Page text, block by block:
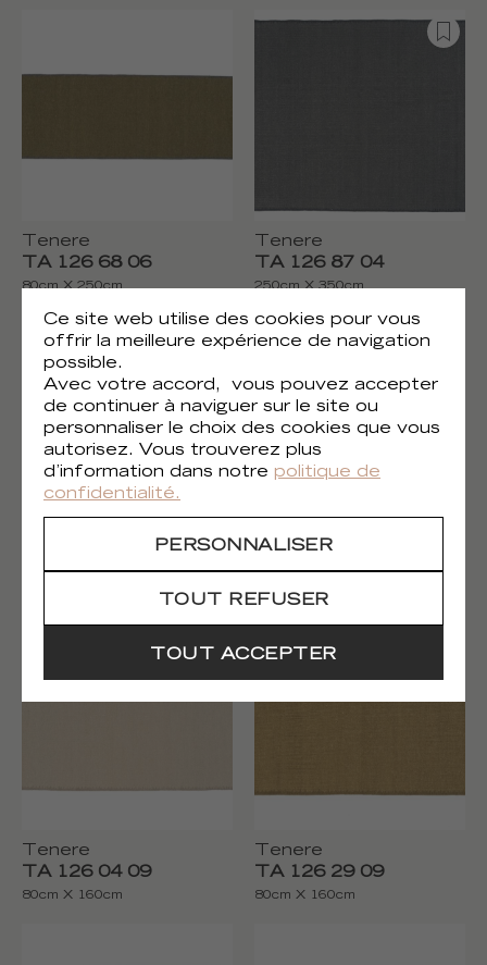
Tenere
TA 126 68 06
80cm X 250cm
Tenere
TA 126 87 04
250cm X 350cm
TA 126 87 05
Tenere
TA 126 87 06
80cm X 250cm
Tenere
TA 126 04 09
80cm X 160cm
Tenere
TA 126 29 09
80cm X 160cm
Ce site web utilise des cookies pour vous
offrir la meilleure expérience de navigation
possible.
Avec votre accord, vous pouvez accepter
de continuer à naviguer sur le site ou
personnaliser le choix des cookies que vous
autorisez. Vous trouverez plus
d’information dans notre politique de
confidentialité.
PERSONNALISER
TOUT REFUSER
TOUT ACCEPTER